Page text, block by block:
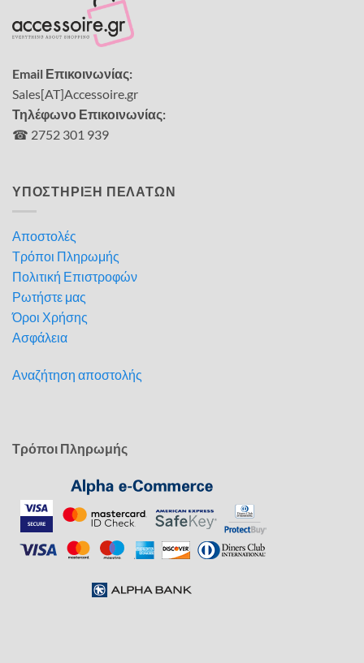
Email Επικοινωνίας:
Sales[AT]Accessoire.gr
Τηλέφωνο Επικοινωνίας:
☎ 2752 301 939
ΥΠΟΣΤΗΡΙΞΗ ΠΕΛΑΤΩΝ
Αποστολές
Τρόποι Πληρωμής
Πολιτική Επιστροφών
Ρωτήστε μας
Όροι Χρήσης
Ασφάλεια
Αναζήτηση αποστολής
Τρόποι Πληρωμής